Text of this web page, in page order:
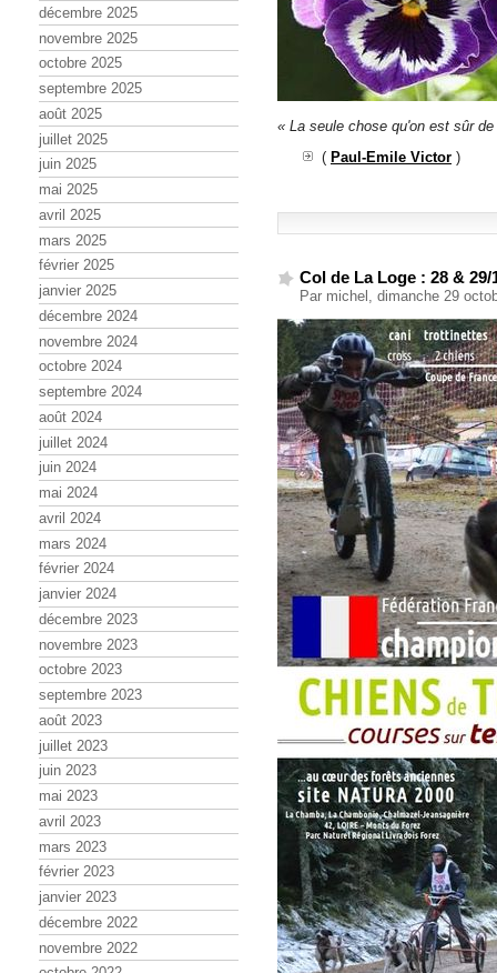
« La seule chose qu'on est sûr
( Paul-Emile Victor )
Col de La Loge : 28 & 29/
Par michel, dimanche 29
décembre 2025
novembre 2025
octobre 2025
septembre 2025
août 2025
juillet 2025
juin 2025
mai 2025
avril 2025
mars 2025
février 2025
janvier 2025
décembre 2024
novembre 2024
octobre 2024
septembre 2024
août 2024
juillet 2024
juin 2024
mai 2024
avril 2024
mars 2024
février 2024
janvier 2024
décembre 2023
novembre 2023
octobre 2023
septembre 2023
août 2023
juillet 2023
juin 2023
mai 2023
avril 2023
mars 2023
février 2023
janvier 2023
décembre 2022
novembre 2022